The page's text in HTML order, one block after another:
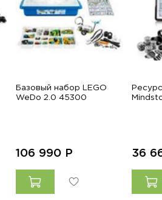
Базовый набор LEGO
WeDo 2.0 45300
106 990 Р 36